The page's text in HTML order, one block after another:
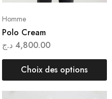
Homme
Polo Cream
4,800.00 د.ج
Choix des options